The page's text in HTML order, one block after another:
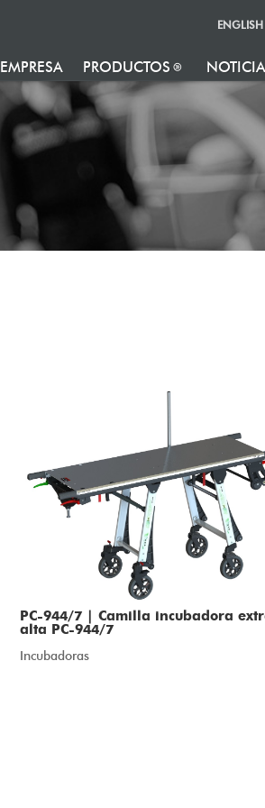
ENGLISH
EMPRESA PRODUCTOS
PC-944/7 | Camilla incubadora
alta PC-944/7
Incubadoras